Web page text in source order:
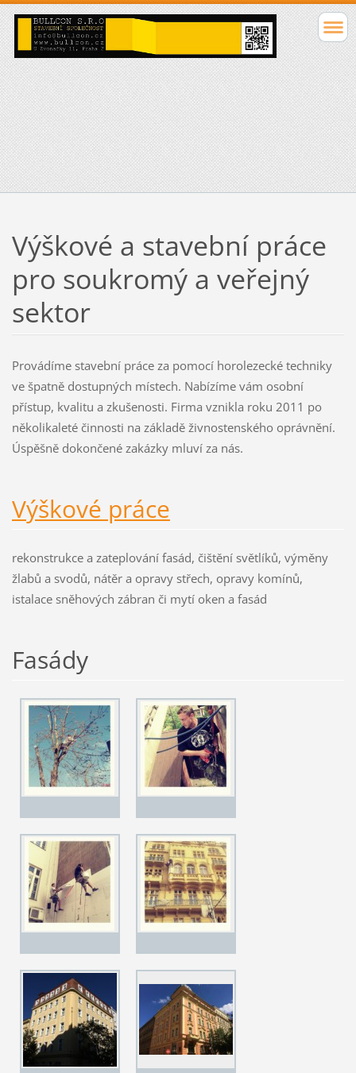
Výškové a stavební práce
pro soukromý a veřejný
sektor
Provádíme stavební práce za pomocí horolezecké techniky
ve špatně dostupných místech. Nabízíme vám osobní
přístup, kvalitu a zkušenosti. Firma vznikla roku 2011 po
několikaleté činnosti na základě živnostenského oprávnění.
Úspěšně dokončené zakázky mluví za nás.
Výškové práce
rekonstrukce a zateplování fasád, čištění světlíků, výměny
žlabů a svodů, nátěr a opravy střech, opravy komínů,
istalace sněhových zábran či mytí oken a fasád
Fasády